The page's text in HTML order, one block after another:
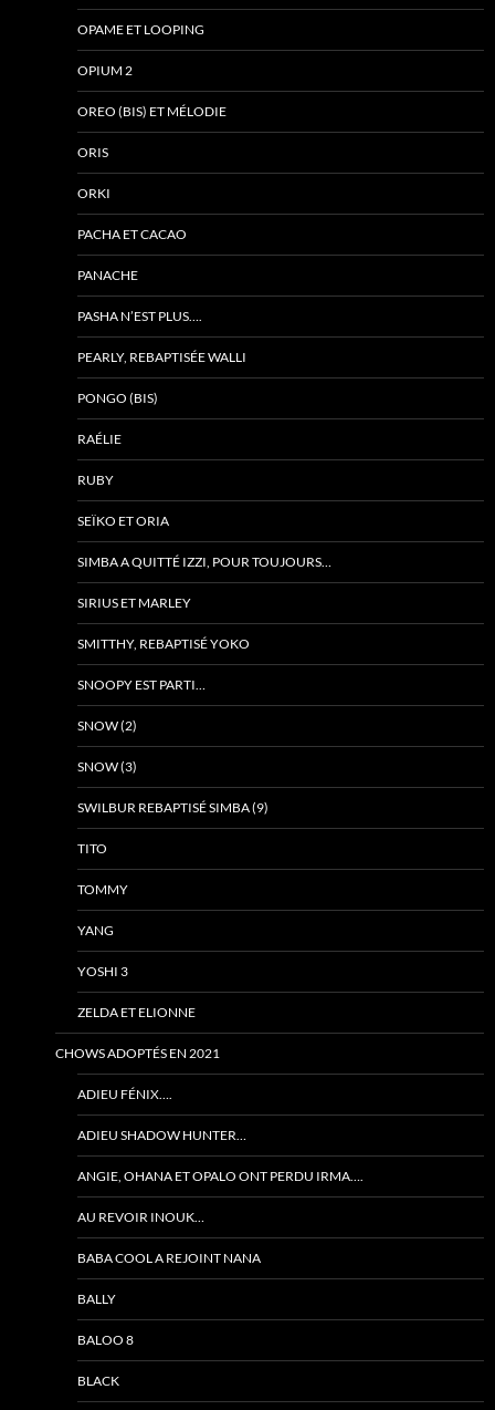
OPAME ET LOOPING
OPIUM 2
OREO (BIS) ET MÉLODIE
ORIS
ORKI
PACHA ET CACAO
PANACHE
PASHA N’EST PLUS….
PEARLY, REBAPTISÉE WALLI
PONGO (BIS)
RAÉLIE
RUBY
SEÏKO ET ORIA
SIMBA A QUITTÉ IZZI, POUR TOUJOURS…
SIRIUS ET MARLEY
SMITTHY, REBAPTISÉ YOKO
SNOOPY EST PARTI…
SNOW (2)
SNOW (3)
SWILBUR REBAPTISÉ SIMBA (9)
TITO
TOMMY
YANG
YOSHI 3
ZELDA ET ELIONNE
CHOWS ADOPTÉS EN 2021
ADIEU FÉNIX….
ADIEU SHADOW HUNTER…
ANGIE, OHANA ET OPALO ONT PERDU IRMA….
AU REVOIR INOUK…
BABA COOL A REJOINT NANA
BALLY
BALOO 8
BLACK